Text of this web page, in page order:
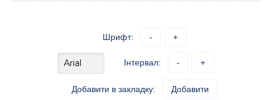
Шрифт: - +
Інтервал: - +
Добавити в закладку: Добавити